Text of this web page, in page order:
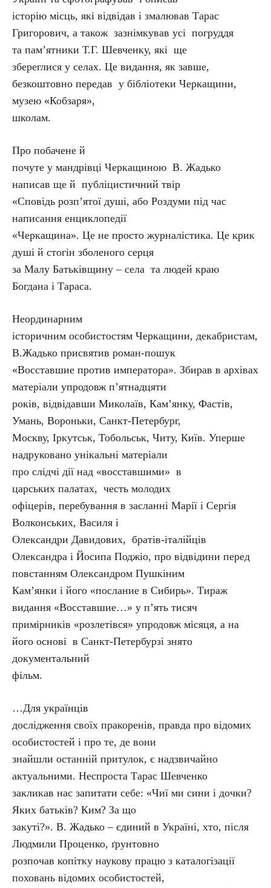
історію місць, які відвідав і змалював Тарас
Григорович, а також зазнімкував усі погруддя
та пам’ятники Т.Г. Шевченку, які ще
збереглися у селах. Це видання, як завше,
безкоштовно передав у бібліотеки Черкащини,
музею «Кобзаря»,
школам.
Про побачене й
почуте у мандрівці Черкащиною В. Жадько
написав ще й публіцистичний твір
«Сповідь розп’ятої душі, або Роздуми під час
написання енциклопедії
«Черкащина». Це не просто журналістика. Це крик
душі й стогін зболеного серця
за Малу Батьківщину – села та людей краю
Богдана і Тараса.
Неординарним
історичним особистостям Черкащини, декабристам,
В.Жадько присвятив роман-пошук
«Восставшие против императора». Збирав в архівах
матеріали упродовж п’ятнадцяти
років, відвідавши Миколаїв, Кам’янку, Фастів,
Умань, Вороньки, Санкт-Петербург,
Москву, Іркутськ, Тобольськ, Читу, Київ. Уперше
надруковано унікальні матеріали
про слідчі дії над «восставшими» в
царських палатах, честь молодих
офіцерів, перебування в засланні Марії і Сергія
Волконських, Василя і
Олександри Давидових, братів-італійців
Олександра і Йосипа Поджіо, про відвідини перед
повстанням Олександром Пушкіним
Кам’янки і його «послание в Сибирь». Тираж
видання «Восставшие…» у п’ять тисяч
примірників «розлетівся» упродовж місяця, а на
його основі в Санкт-Петербурзі знято
документальний
фільм.
…Для українців
дослідження своїх пракоренів, правда про відомих
особистостей і про те, де вони
знайшли останній притулок, є надзвичайно
актуальними. Неспроста Тарас Шевченко
закликав нас запитати себе: «Чиї ми сини і дочки?
Яких батьків? Ким? За що
закуті?». В. Жадько – єдиний в Україні, хто, після
Людмили Проценко, ґрунтовно
розпочав копітку наукову працю з каталогізації
поховань відомих особистостей,